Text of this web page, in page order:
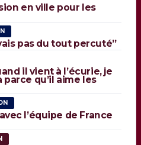
en ville pour les
pas du tout percuté”
il vient à l’écurie, je
qu’il aime les
l’équipe de France